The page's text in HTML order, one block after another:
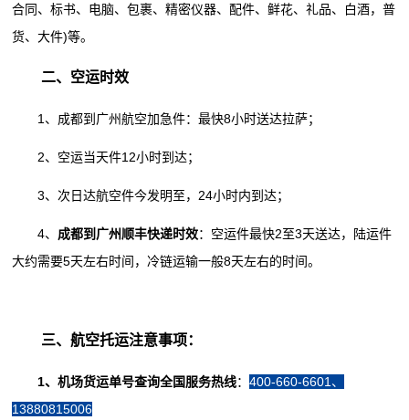
合同、标书、电脑、包裹、精密仪器、配件、鲜花、礼品、白酒，普
货、大件)等。
二、空运时效
1、成都到广州航空加急件：最快8小时送达拉萨；
2、空运当天件12小时到达；
3、次日达航空件今发明至，24小时内到达；
4、 成都到广州顺丰快递时效：空运件最快2至3天送达，陆运件
大约需要5天左右时间，冷链运输一般8天左右的时间。
三、航空托运注意事项：
1、机场货运单号查询全国服务热线： 400-660-6601、
13880815006